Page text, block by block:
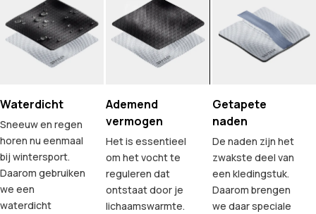
Waterdicht
Sneeuw en regen
horen nu eenmaal
bij wintersport.
Daarom gebruiken
we een
waterdicht
Ademend
vermogen
Het is essentieel
om het vocht te
reguleren dat
ontstaat door je
lichaamswarmte.
Getapete
naden
De naden zijn het
zwakste deel van
een kledingstuk.
Daarom brengen
we daar speciale